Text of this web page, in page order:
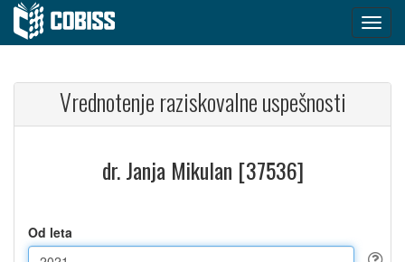
Vrednotenje raziskovalne uspešnosti
dr. Janja Mikulan [37536]
Od leta